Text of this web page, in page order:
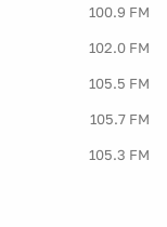
100.9 FM
102.0 FM
105.5 FM
105.7 FM
105.3 FM